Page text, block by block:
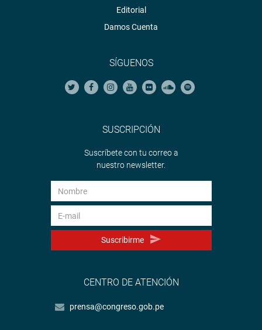
Editorial
Damos Cuenta
SÍGUENOS
SUSCRIPCIÓN
Suscríbete con tu correo a
nuestro newsletter.
Suscribirme
CENTRO DE ATENCIÓN
prensa@congreso.gob.pe